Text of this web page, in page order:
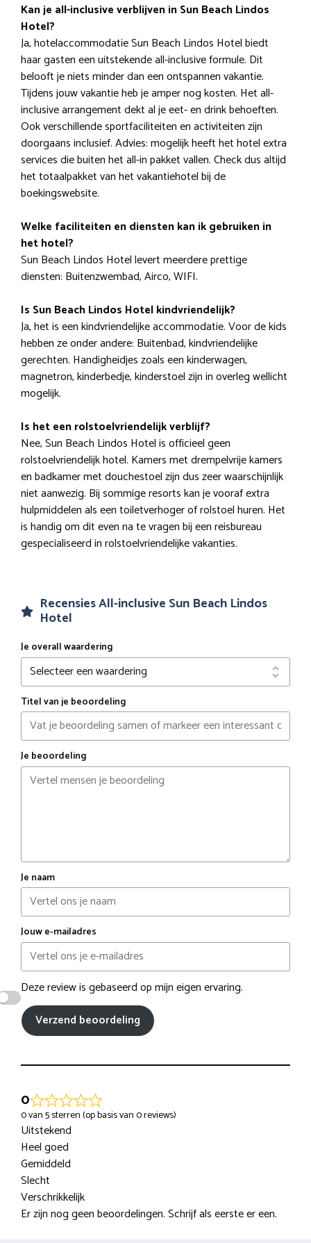
Kan je all-inclusive verblijven in Sun Beach Lindos
Hotel?
Ja, hotelaccommodatie Sun Beach Lindos Hotel biedt
haar gasten een uitstekende all-inclusive formule. Dit
belooft je niets minder dan een ontspannen vakantie.
Tijdens jouw vakantie heb je amper nog kosten. Het all-
inclusive arrangement dekt al je eet- en drink behoeften.
Ook verschillende sportfaciliteiten en activiteiten zijn
doorgaans inclusief. Advies: mogelijk heeft het hotel extra
services die buiten het all-in pakket vallen. Check dus altijd
het totaalpakket van het vakantiehotel bij de
boekingswebsite.
Welke faciliteiten en diensten kan ik gebruiken in
het hotel?
Sun Beach Lindos Hotel levert meerdere prettige
diensten: Buitenzwembad, Airco, WIFI.
Is Sun Beach Lindos Hotel kindvriendelijk?
Ja, het is een kindvriendelijke accommodatie. Voor de kids
hebben ze onder andere: Buitenbad, kindvriendelijke
gerechten. Handigheidjes zoals een kinderwagen,
magnetron, kinderbedje, kinderstoel zijn in overleg wellicht
mogelijk.
Is het een rolstoelvriendelijk verblijf?
Nee, Sun Beach Lindos Hotel is officieel geen
rolstoelvriendelijk hotel. Kamers met drempelvrije kamers
en badkamer met douchestoel zijn dus zeer waarschijnlijk
niet aanwezig. Bij sommige resorts kan je vooraf extra
hulpmiddelen als een toiletverhoger of rolstoel huren. Het
is handig om dit even na te vragen bij een reisbureau
gespecialiseerd in rolstoelvriendelijke vakanties.
Recensies All-inclusive Sun Beach Lindos
Hotel
Je overall waardering
Titel van je beoordeling
Je beoordeling
Je naam
Jouw e-mailadres
Deze review is gebaseerd op mijn eigen ervaring.
Verzend beoordeling
0
0 van 5 sterren (op basis van 0 reviews)
Uitstekend
Heel goed
Gemiddeld
Slecht
Verschrikkelijk
Er zijn nog geen beoordelingen. Schrijf als eerste er een.